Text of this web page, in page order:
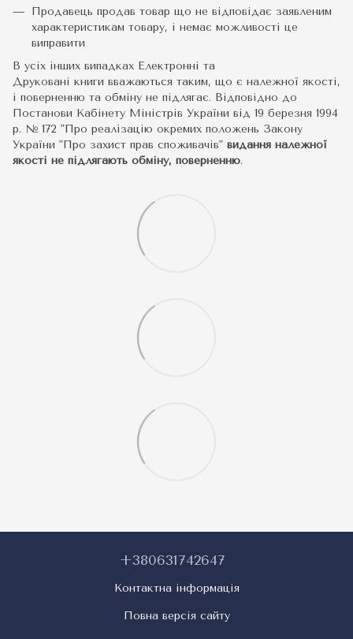
Продавець продав товар що не відповідає заявленим
характеристикам товару, і немає можливості це
виправити
В усіх інших випадках Електронні та
Друковані книги вважаються таким, що є належної якості,
і поверненню та обміну не підлягає. Відповідно до
Постанови Кабінету Міністрів України від 19 березня 1994
р. № 172 "Про реалізацію окремих положень Закону
України "Про захист прав споживачів" видання належної
якості не підлягають обміну, поверненню.
+380631742647
Контактна інформація
Повна версія сайту